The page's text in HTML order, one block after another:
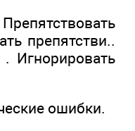
препятстви..
. Игнорировать
ошибки.